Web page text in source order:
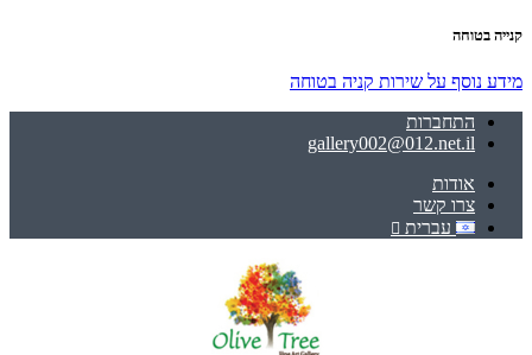
קנייה בטוחה
מידע נוסף על שירות קניה בטוחה
התחברות
gallery002@012.net.il
אודות
צרו קשר
עברית